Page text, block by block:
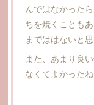
んではなかった
ちを焼くことも
までははないと思
また、あまり良
なくてよかった